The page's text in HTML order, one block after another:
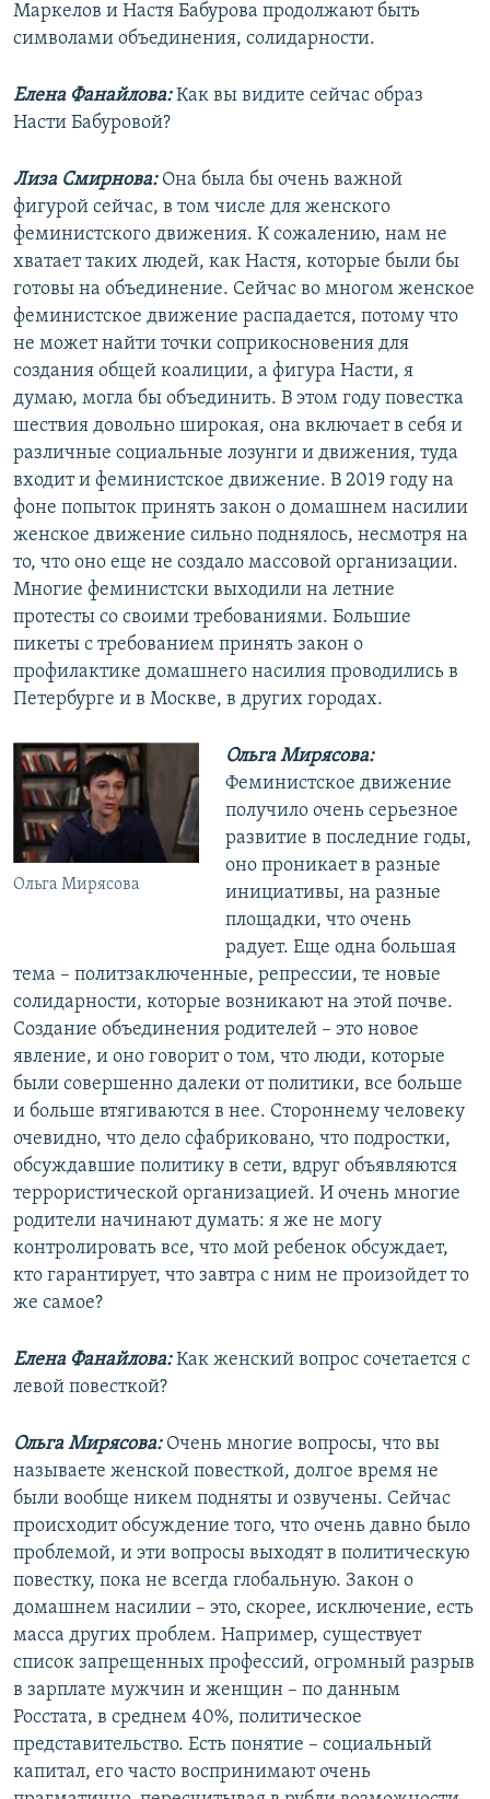
Маркелов и Настя Бабурова продолжают быть
символами объединения, солидарности.
Елена Фанайлова:Как вы видите сейчас образ
Насти Бабуровой?
Лиза Смирнова: Она была бы очень важной
фигурой сейчас, в том числе для женского
феминистского движения. К сожалению, нам не
хватает таких людей, как Настя, которые были бы
готовы на объединение. Сейчас во многом женское
феминистское движение распадается, потому что
не может найти точки соприкосновения для
создания общей коалиции, а фигура Насти, я
думаю, могла бы объединить. В этом году повестка
шествия довольно широкая, она включает в себя и
различные социальные лозунги и движения, туда
входит и феминистское движение. В 2019 году на
фоне попыток принять закон о домашнем насилии
женское движение сильно поднялось, несмотря на
то, что оно еще не создало массовой организации.
Многие феминистски выходили на летние
протесты со своими требованиями. Большие
пикеты с требованием принять закон о
профилактике домашнего насилия проводились в
Петербурге и в Москве, в других городах.
Ольга Мирясова
Ольга Мирясова:
Феминистское движение
получило очень серьезное
развитие в последние годы,
оно проникает в разные
инициативы, на разные
площадки, что очень
радует. Еще одна большая
тема – политзаключенные, репрессии, те новые
солидарности, которые возникают на этой почве.
Создание объединения родителей – это новое
явление, и оно говорит о том, что люди, которые
были совершенно далеки от политики, все больше
и больше втягиваются в нее. Стороннему человеку
очевидно, что дело сфабриковано, что подростки,
обсуждавшие политику в сети, вдруг объявляются
террористической организацией. И очень многие
родители начинают думать: я же не могу
контролировать все, что мой ребенок обсуждает,
кто гарантирует, что завтра с ним не произойдет то
же самое?
Елена Фанайлова:Как женский вопрос сочетается с
левой повесткой?
Ольга Мирясова:Очень многие вопросы, что вы
называете женской повесткой, долгое время не
были вообще никем подняты и озвучены. Сейчас
происходит обсуждение того, что очень давно было
проблемой, и эти вопросы выходят в политическую
повестку, пока не всегда глобальную. Закон о
домашнем насилии – это, скорее, исключение, есть
масса других проблем. Например, существует
список запрещенных профессий, огромный разрыв
в зарплате мужчин и женщин – по данным
Росстата, в среднем 40%, политическое
представительство. Есть понятие – социальный
капитал, его часто воспринимают очень